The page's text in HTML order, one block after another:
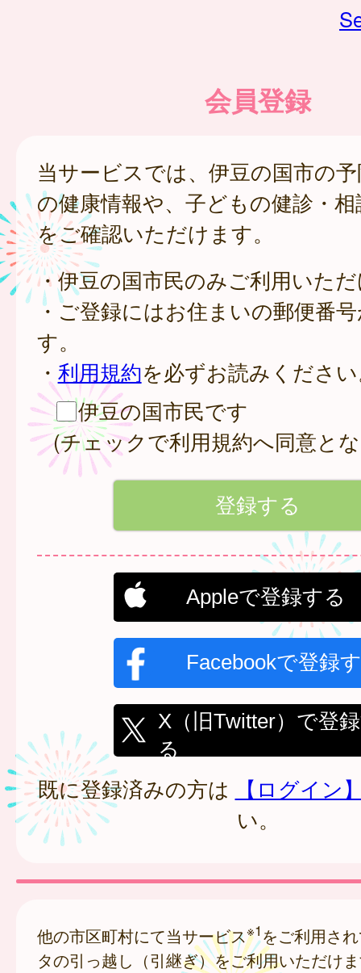
会員登録
当サービスでは、伊豆の国市の
の健康情報や、子どもの健診・
をご確認いただけます。
・伊豆の国市民のみご利用いた
・ご登録にはお住まいの郵便番
す。
・ 利用規約を必ずお読みくださ
伊豆の国市民です
(チェックで利用規約へ同意と
Appleで登録する
Facebookで登録
X（旧Twitter）で登
る
既に登録済みの方は
【ログイン
い。
他の市区町村にて当サービス※1 をご利用さ
タの引っ越し（引継ぎ）をご利用いただけ